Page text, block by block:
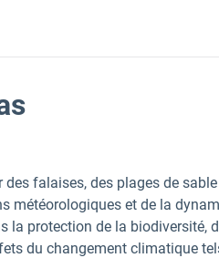
falaises, des plages de
et de la
la protection de la biodiversité,
du changement climatique